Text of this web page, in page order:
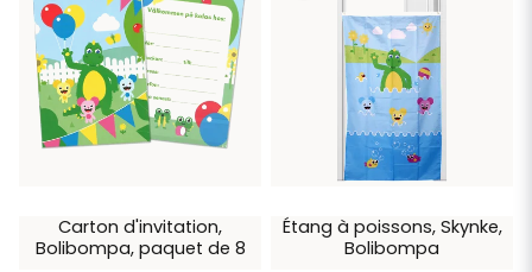
Carton d'invitation,
Bolibompa, paquet de 8
Étang à poissons, Skynke,
Bolibompa